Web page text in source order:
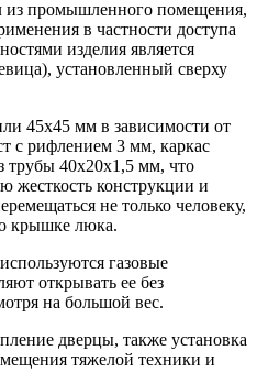
из промышленного помещения,
в частности доступа
изделия является
установленный сверху
45х45 мм в зависимости от
с рифлением 3 мм, каркас
трубы 40х20х1,5 мм, что
жесткость конструкции и
не только человеку,
крышке люка.
газовые
открывать ее без
на большой вес.
дверцы, также установка
тяжелой техники и